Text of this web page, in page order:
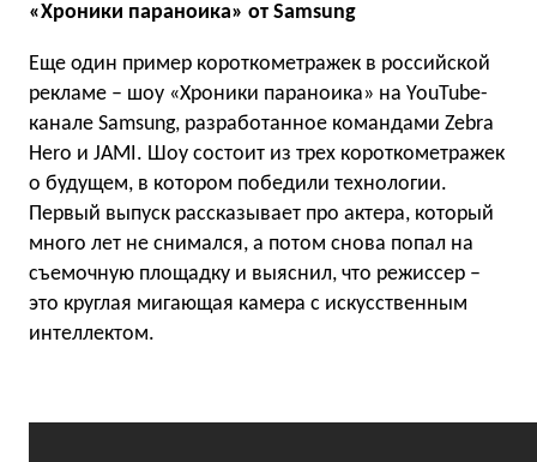
«Хроники параноика» от Samsung
Еще один пример короткометражек в российской
рекламе – шоу «Хроники параноика» на YouTube-
канале Samsung, разработанное командами Zebra
Hero и JAMI. Шоу состоит из трех короткометражек
о будущем, в котором победили технологии.
Первый выпуск рассказывает про актера, который
много лет не снимался, а потом снова попал на
съемочную площадку и выяснил, что режиссер –
это круглая мигающая камера с искусственным
интеллектом.